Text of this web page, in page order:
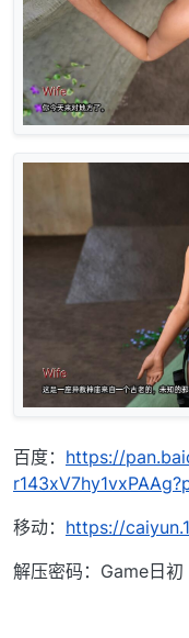
百度： https://
移动： https://
解压密码：Game日初